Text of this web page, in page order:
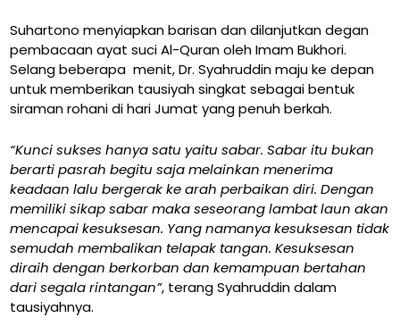
Suhartono menyiapkan barisan dan dilanjutkan degan
pembacaan ayat suci Al-Quran oleh Imam Bukhori.
Selang beberapa menit, Dr. Syahruddin maju ke depan
untuk memberikan tausiyah singkat sebagai bentuk
siraman rohani di hari Jumat yang penuh berkah.
“Kunci sukses hanya satu yaitu sabar. Sabar itu bukan
berarti pasrah begitu saja melainkan menerima
keadaan lalu bergerak ke arah perbaikan diri. Dengan
memiliki sikap sabar maka seseorang lambat laun akan
mencapai kesuksesan. Yang namanya kesuksesan tidak
semudah membalikan telapak tangan. Kesuksesan
diraih dengan berkorban dan kemampuan bertahan
dari segala rintangan”, terang Syahruddin dalam
tausiyahnya.